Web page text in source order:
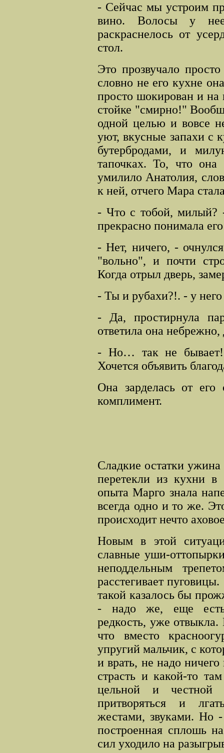
- Сейчас мы устроим
вино. Волосы у нее
раскраснелось от
стол.
Это прозвучало
словно не его кухне
просто шокирован и на
стойке "смирно!"
одной целью и вовсе
уют, вкусные запахи с
бутербродами, и
тапочках. То, что
умилило Анатолия,
к ней, отчего Мара
- Что с тобой, милый?
прекрасно понимала
- Нет, ничего, -
"вольно", и почти
Когда отрыл дверь,
- Ты и рубахи?!. - у него
- Да, простирнула
ответила она
- Но… так не
Хочется объявить
Она зарделась от
комплимент.
Сладкие остатки
перетекли из кухни
опыта Марго знала
всегда одно и то же.
происходит нечто
Новым в этой
славные уши-
неподдельным
расстегивает
такой казалось бы
- надо же, еще есть
редкость, уже
что вместо
упругий мальчик, с
и врать, не надо ничего
страсть и какой-то
цельной и честной
притворяться и
жестами, звуками. Но -
построенная сплошь
сил уходило на